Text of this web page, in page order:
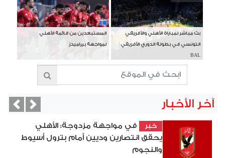
بث مباشر لمباراة الأهلي والأفريقي
التونسي في بطولة الدوري الأفريقي
BAL
المستبعدين من قائمة الأهلي
لمواجهة بيراميدز
آخر الأخبار
خبر
في مواجهة مزدوجة: الأهلي
يحقق انتصارين وديين أمام بترول أسيوط
والنجوم
Next